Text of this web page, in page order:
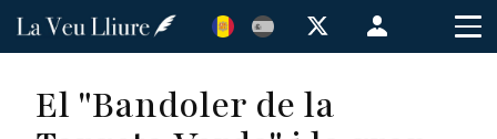
Vés
Menú
de
El "Bandoler de la